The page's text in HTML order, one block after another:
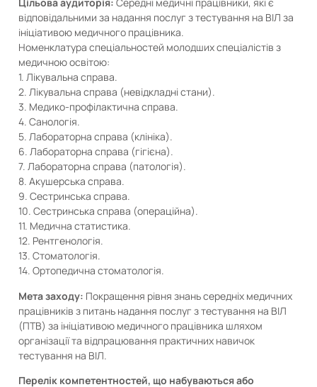
відповідальними за надання послуг з тестування на ВІЛ за
ініціативою медичного працівника.
Номенклатура спеціальностей молодших спеціалістів з
медичною освітою:
1. Лікувальна справа.
2. Лікувальна справа (невідкладні стани).
3. Медико-профілактична справа.
4. Санологія.
5. Лабораторна справа (клініка).
6. Лабораторна справа (гігієна).
7. Лабораторна справа (патологія).
8. Акушерська справа.
9. Сестринська справа.
10. Сестринська справа (операційна).
11. Медична статистика.
12. Рентгенологія.
13. Стоматологія.
14. Ортопедична стоматологія.
Мета заходу: Покращення рівня знань середніх медичних
працівників з питань надання послуг з тестування на ВІЛ
(ПТВ) за ініціативою медичного працівника шляхом
організації та відпрацювання практичних навичок
тестування на ВІЛ.
Перелік компетентностей, що набуваються або